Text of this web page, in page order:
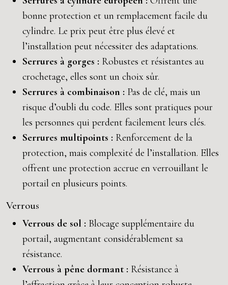
bonne protection et un remplacement facile du
cylindre. Le prix peut être plus élevé et
l’installation peut nécessiter des adaptations.
Serrures à gorges : Robustes et résistantes au
crochetage, elles sont un choix sûr.
Serrures à combinaison : Pas de clé, mais un
risque d’oubli du code. Elles sont pratiques pour
les personnes qui perdent facilement leurs clés.
Serrures multipoints : Renforcement de la
protection, mais complexité de l’installation. Elles
offrent une protection accrue en verrouillant le
portail en plusieurs points.
Verrous
Verrous de sol : Blocage supplémentaire du
portail, augmentant considérablement sa
résistance.
Verrous à pêne dormant : Résistance à